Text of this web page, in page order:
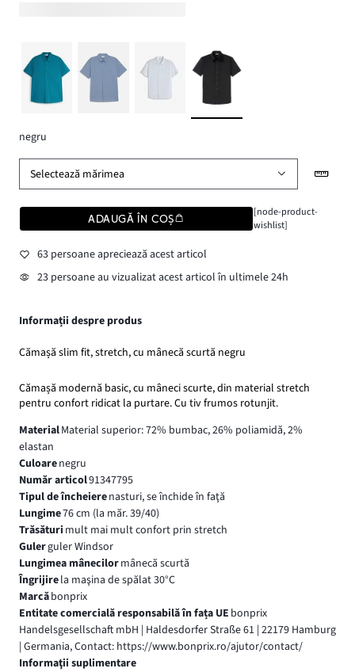
negru
Selectează mărimea
ADAUGĂ ÎN COȘ
[node-product-
wishlist]
63 persoane apreciează acest articol
23 persoane au vizualizat acest articol în ultimele 24h
Informații despre produs
Cămașă slim fit, stretch, cu mânecă scurtă negru
Cămașă modernă basic, cu mâneci scurte, din material stretch
pentru confort ridicat la purtare. Cu tiv frumos rotunjit.
MaterialMaterial superior: 72% bumbac, 26% poliamidă, 2%
elastan
Culoarenegru
Număr articol91347795
Tipul de încheierenasturi, se închide în faţă
Lungime76 cm (la măr. 39/40)
Trăsături mult mai mult confort prin stretch
Gulerguler Windsor
Lungimea mânecilormânecă scurtă
Îngrijirela maşina de spălat 30°C
Marcăbonprix
Entitate comercială responsabilă în fața UE bonprix
Handelsgesellschaft mbH | Haldesdorfer Straße 61 | 22179 Hamburg
| Germania, Contact: https://www.bonprix.ro/ajutor/contact/
Informaţii suplimentare